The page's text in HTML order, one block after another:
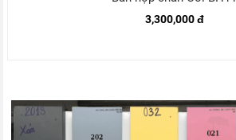
3,300,000 đ